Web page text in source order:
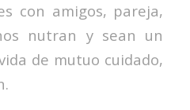
con amigos, pareja,
nutran y sean un
de mutuo cuidado,